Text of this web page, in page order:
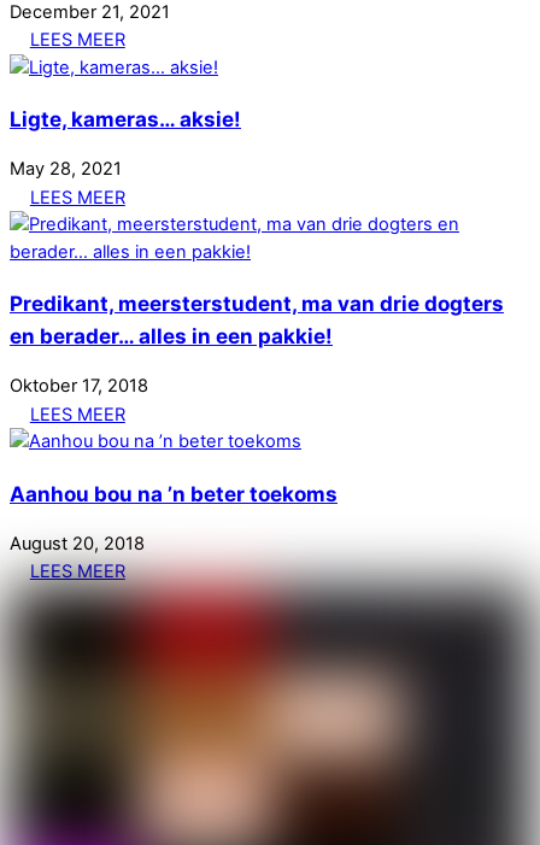
December 21, 2021
LEES MEER
Ligte, kameras… aksie!
May 28, 2021
LEES MEER
Predikant, meersterstudent, ma van drie dogters
en berader… alles in een pakkie!
Oktober 17, 2018
LEES MEER
Aanhou bou na ’n beter toekoms
August 20, 2018
LEES MEER